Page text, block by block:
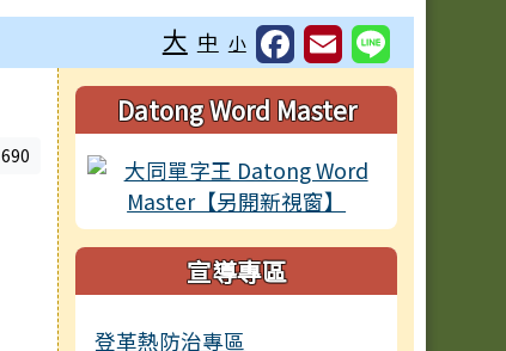
大 中 小
690
右邊區域內容
Datong Word Master
宣導專區
登革熱防治專區